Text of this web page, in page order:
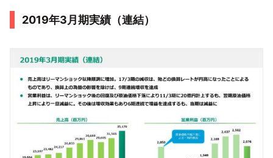
2019年3月期実績（連結）